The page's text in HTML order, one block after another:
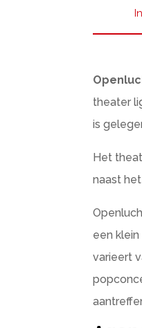
theater
is
Het
naast
een
varieert